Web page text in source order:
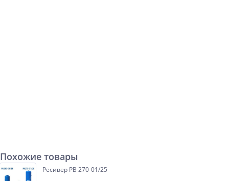
Похожие товары
Ресивер РВ 270-01/25